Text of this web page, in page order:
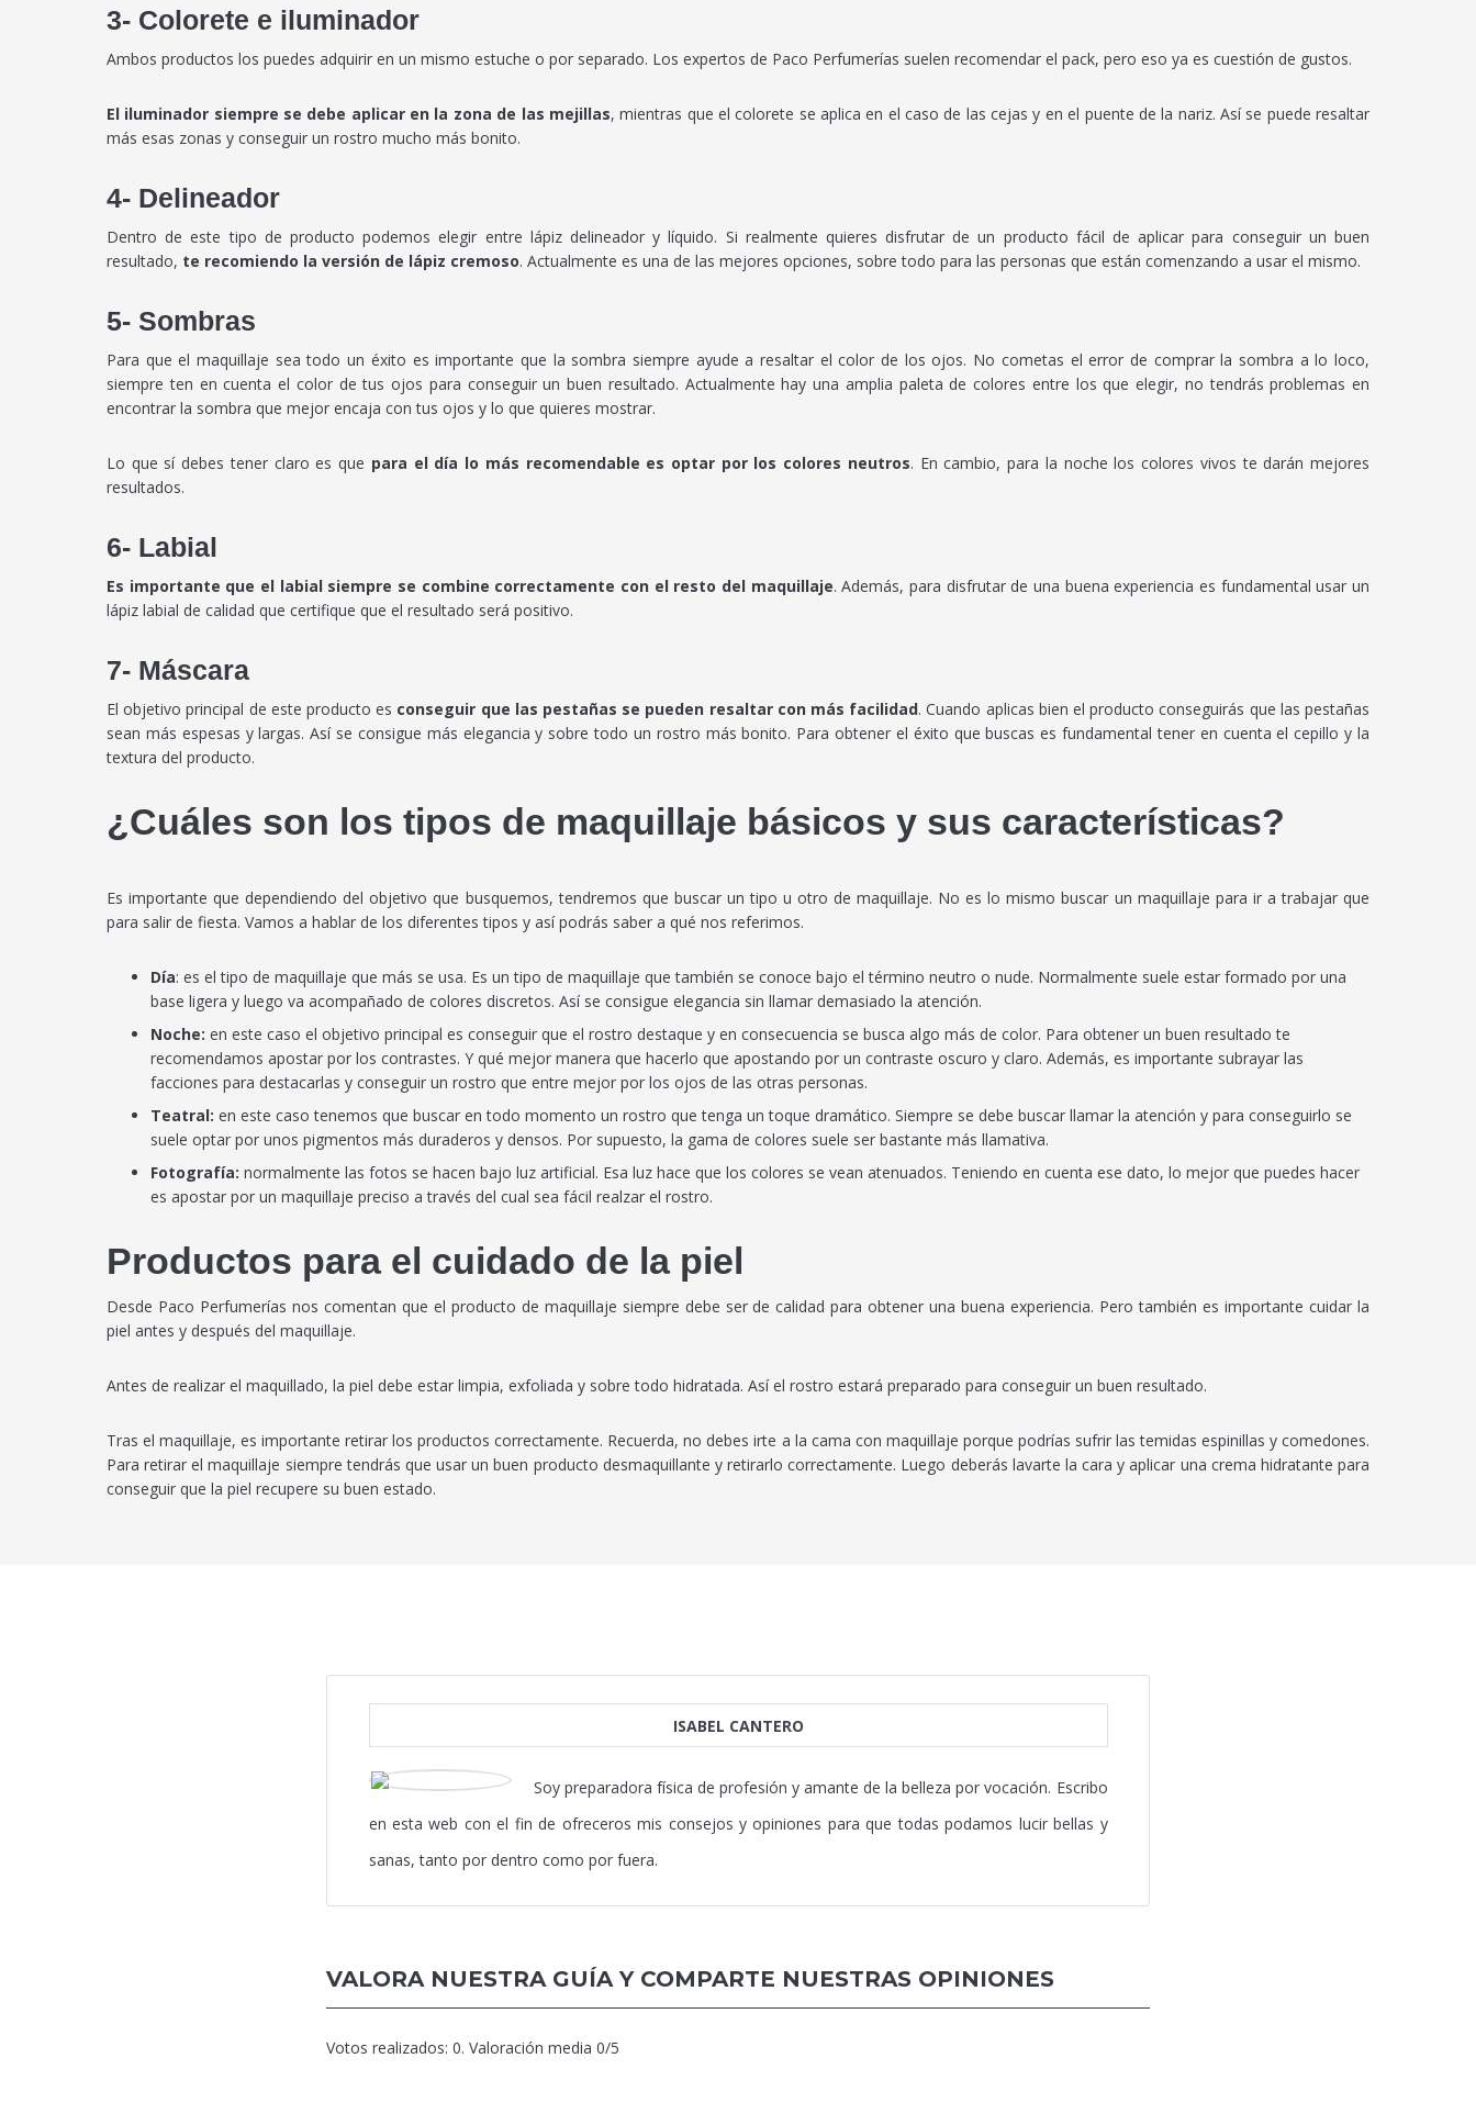
3- Colorete e iluminador
Ambos productos los puedes adquirir en un mismo estuche o por separado. Los expertos de Paco Perfumerías suelen recomendar el pack, pero eso ya es cuestión de gustos.
El iluminador siempre se debe aplicar en la zona de las mejillas, mientras que el colorete se aplica en el caso de las cejas y en el puente de la nariz. Así se puede resaltar
más esas zonas y conseguir un rostro mucho más bonito.
4- Delineador
Dentro de este tipo de producto podemos elegir entre lápiz delineador y líquido. Si realmente quieres disfrutar de un producto fácil de aplicar para conseguir un buen
resultado, te recomiendo la versión de lápiz cremoso. Actualmente es una de las mejores opciones, sobre todo para las personas que están comenzando a usar el mismo.
5- Sombras
Para que el maquillaje sea todo un éxito es importante que la sombra siempre ayude a resaltar el color de los ojos. No cometas el error de comprar la sombra a lo loco,
siempre ten en cuenta el color de tus ojos para conseguir un buen resultado. Actualmente hay una amplia paleta de colores entre los que elegir, no tendrás problemas en
encontrar la sombra que mejor encaja con tus ojos y lo que quieres mostrar.
Lo que sí debes tener claro es que para el día lo más recomendable es optar por los colores neutros. En cambio, para la noche los colores vivos te darán mejores
resultados.
6- Labial
Es importante que el labial siempre se combine correctamente con el resto del maquillaje. Además, para disfrutar de una buena experiencia es fundamental usar un
lápiz labial de calidad que certifique que el resultado será positivo.
7- Máscara
El objetivo principal de este producto es conseguir que las pestañas se pueden resaltar con más facilidad. Cuando aplicas bien el producto conseguirás que las pestañas
sean más espesas y largas. Así se consigue más elegancia y sobre todo un rostro más bonito. Para obtener el éxito que buscas es fundamental tener en cuenta el cepillo y la
textura del producto.
¿Cuáles son los tipos de maquillaje básicos y sus características?
Es importante que dependiendo del objetivo que busquemos, tendremos que buscar un tipo u otro de maquillaje. No es lo mismo buscar un maquillaje para ir a trabajar que
para salir de fiesta. Vamos a hablar de los diferentes tipos y así podrás saber a qué nos referimos.
Día: es el tipo de maquillaje que más se usa. Es un tipo de maquillaje que también se conoce bajo el término neutro o nude. Normalmente suele estar formado por una
base ligera y luego va acompañado de colores discretos. Así se consigue elegancia sin llamar demasiado la atención.
Noche: en este caso el objetivo principal es conseguir que el rostro destaque y en consecuencia se busca algo más de color. Para obtener un buen resultado te
recomendamos apostar por los contrastes. Y qué mejor manera que hacerlo que apostando por un contraste oscuro y claro. Además, es importante subrayar las
facciones para destacarlas y conseguir un rostro que entre mejor por los ojos de las otras personas.
Teatral: en este caso tenemos que buscar en todo momento un rostro que tenga un toque dramático. Siempre se debe buscar llamar la atención y para conseguirlo se
suele optar por unos pigmentos más duraderos y densos. Por supuesto, la gama de colores suele ser bastante más llamativa.
Fotografía: normalmente las fotos se hacen bajo luz artificial. Esa luz hace que los colores se vean atenuados. Teniendo en cuenta ese dato, lo mejor que puedes hacer
es apostar por un maquillaje preciso a través del cual sea fácil realzar el rostro.
Productos para el cuidado de la piel
Desde Paco Perfumerías nos comentan que el producto de maquillaje siempre debe ser de calidad para obtener una buena experiencia. Pero también es importante cuidar la
piel antes y después del maquillaje.
Antes de realizar el maquillado, la piel debe estar limpia, exfoliada y sobre todo hidratada. Así el rostro estará preparado para conseguir un buen resultado.
Tras el maquillaje, es importante retirar los productos correctamente. Recuerda, no debes irte a la cama con maquillaje porque podrías sufrir las temidas espinillas y comedones.
Para retirar el maquillaje siempre tendrás que usar un buen producto desmaquillante y retirarlo correctamente. Luego deberás lavarte la cara y aplicar una crema hidratante para
conseguir que la piel recupere su buen estado.
ISABEL CANTERO
Soy preparadora física de profesión y amante de la belleza por vocación. Escribo
en esta web con el fin de ofreceros mis consejos y opiniones para que todas podamos lucir bellas y
sanas, tanto por dentro como por fuera.
VALORA NUESTRA GUÍA Y COMPARTE NUESTRAS OPINIONES
Votos realizados: 0. Valoración media 0/5